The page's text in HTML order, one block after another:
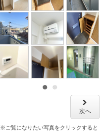
次へ
※ご覧になりたい写真をクリックすると